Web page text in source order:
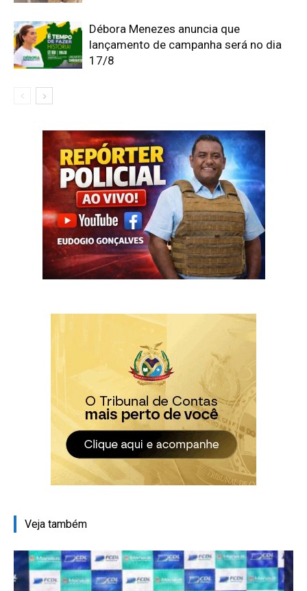
Débora Menezes anuncia que
lançamento de campanha será no dia
17/8
Veja também